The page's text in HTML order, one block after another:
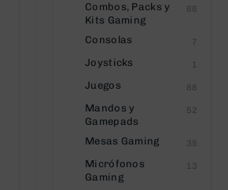
Combos, Packs y
Kits Gaming
66
Consolas 7
Joysticks 1
Juegos 88
Mandos y
Gamepads
52
Mesas Gaming 35
Micrófonos
Gaming
13